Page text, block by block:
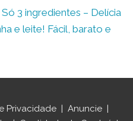
3 ingredientes – Delícia
e leite! Fácil, barato e
Privacidade | Anuncie |